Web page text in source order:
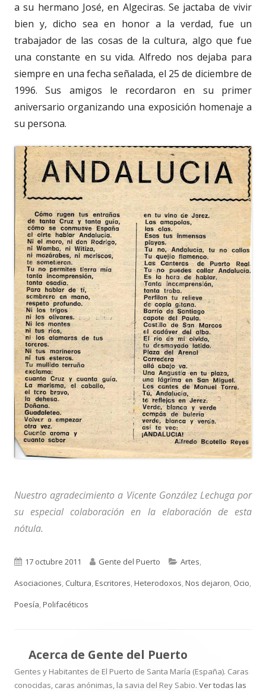
a su hermano José, en Algeciras. Se jactaba de vivir
bien y, dicho sea en honor a la verdad, fue un
trabajador de las cosas de la cultura, algo que fue
una constante en su vida. Alfredo nos dejaba para
siempre en una fecha señalada, el 25 de diciembre de
1996. Sus amigos le recordaron en su primer
aniversario organizando una exposición homenaje a
su persona.
Nuestro agradecimiento a Vicente González Lechuga por
su especial colaboración en la elaboración de esta
nótula.
Publicado
el
17 octubre 2011 Autor
Gente del Puerto Categorías
Artes,
Asociaciones, Cultura,Escritores,Heterodoxos,Nos dejaron, Ocio,
Poesía,Polifacéticos
Acerca de Gente del Puerto
Gentes y Habitantes de El Puerto de Santa María (España). Caras
conocidas, caras anónimas, la savia del Rey Sabio. Ver todas las